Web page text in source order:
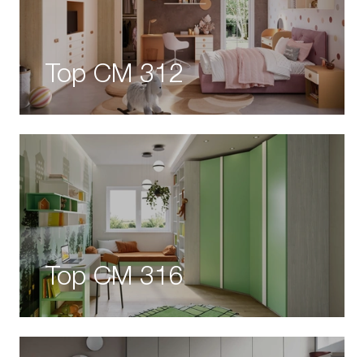
Top CM 312
Top CM 316